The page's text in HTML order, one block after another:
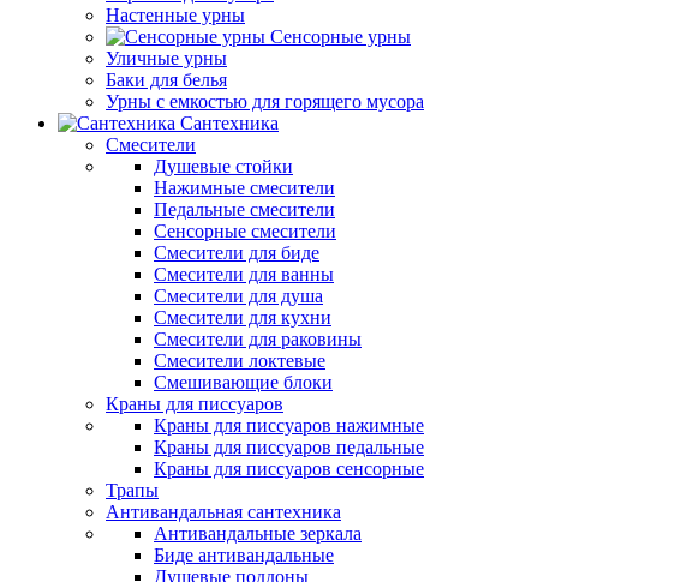
Настенные урны
Сенсорные урны
Уличные урны
Баки для белья
Урны с емкостью для горящего мусора
Сантехника
Смесители
Душевые стойки
Нажимные смесители
Педальные смесители
Сенсорные смесители
Смесители для биде
Смесители для ванны
Смесители для душа
Смесители для кухни
Смесители для раковины
Смесители локтевые
Смешивающие блоки
Краны для писсуаров
Краны для писсуаров нажимные
Краны для писсуаров педальные
Краны для писсуаров сенсорные
Трапы
Антивандальная сантехника
Антивандальные зеркала
Биде антивандальные
Душевые поддоны